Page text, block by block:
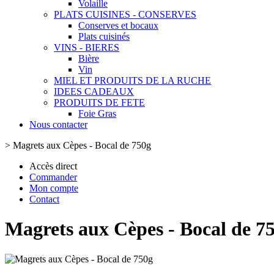
Volaille
PLATS CUISINES - CONSERVES
Conserves et bocaux
Plats cuisinés
VINS - BIERES
Bière
Vin
MIEL ET PRODUITS DE LA RUCHE
IDEES CADEAUX
PRODUITS DE FETE
Foie Gras
Nous contacter
> Magrets aux Cèpes - Bocal de 750g
Accès direct
Commander
Mon compte
Contact
Magrets aux Cèpes - Bocal de